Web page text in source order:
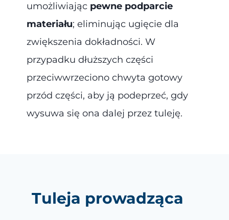
umożliwiającpewne podparcie
materiału; eliminując ugięcie dla
zwiększenia dokładności. W
przypadku dłuższych części
przeciwwrzeciono chwyta gotowy
przód części, aby ją podeprzeć, gdy
wysuwa się ona dalej przez tuleję.
Tuleja prowadząca